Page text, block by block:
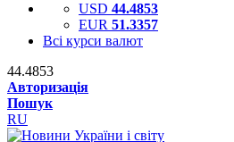
USD 44.4853
EUR 51.3357
Всі курси валют
44.4853
Авторизація
Пошук
RU